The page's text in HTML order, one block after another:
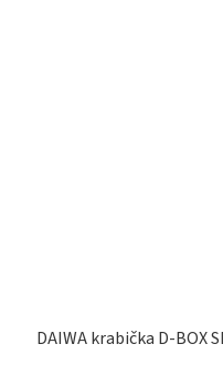
DAIWA krabička D-BOX